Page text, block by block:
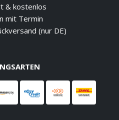
& kostenlos
mit Termin
(nur DE)